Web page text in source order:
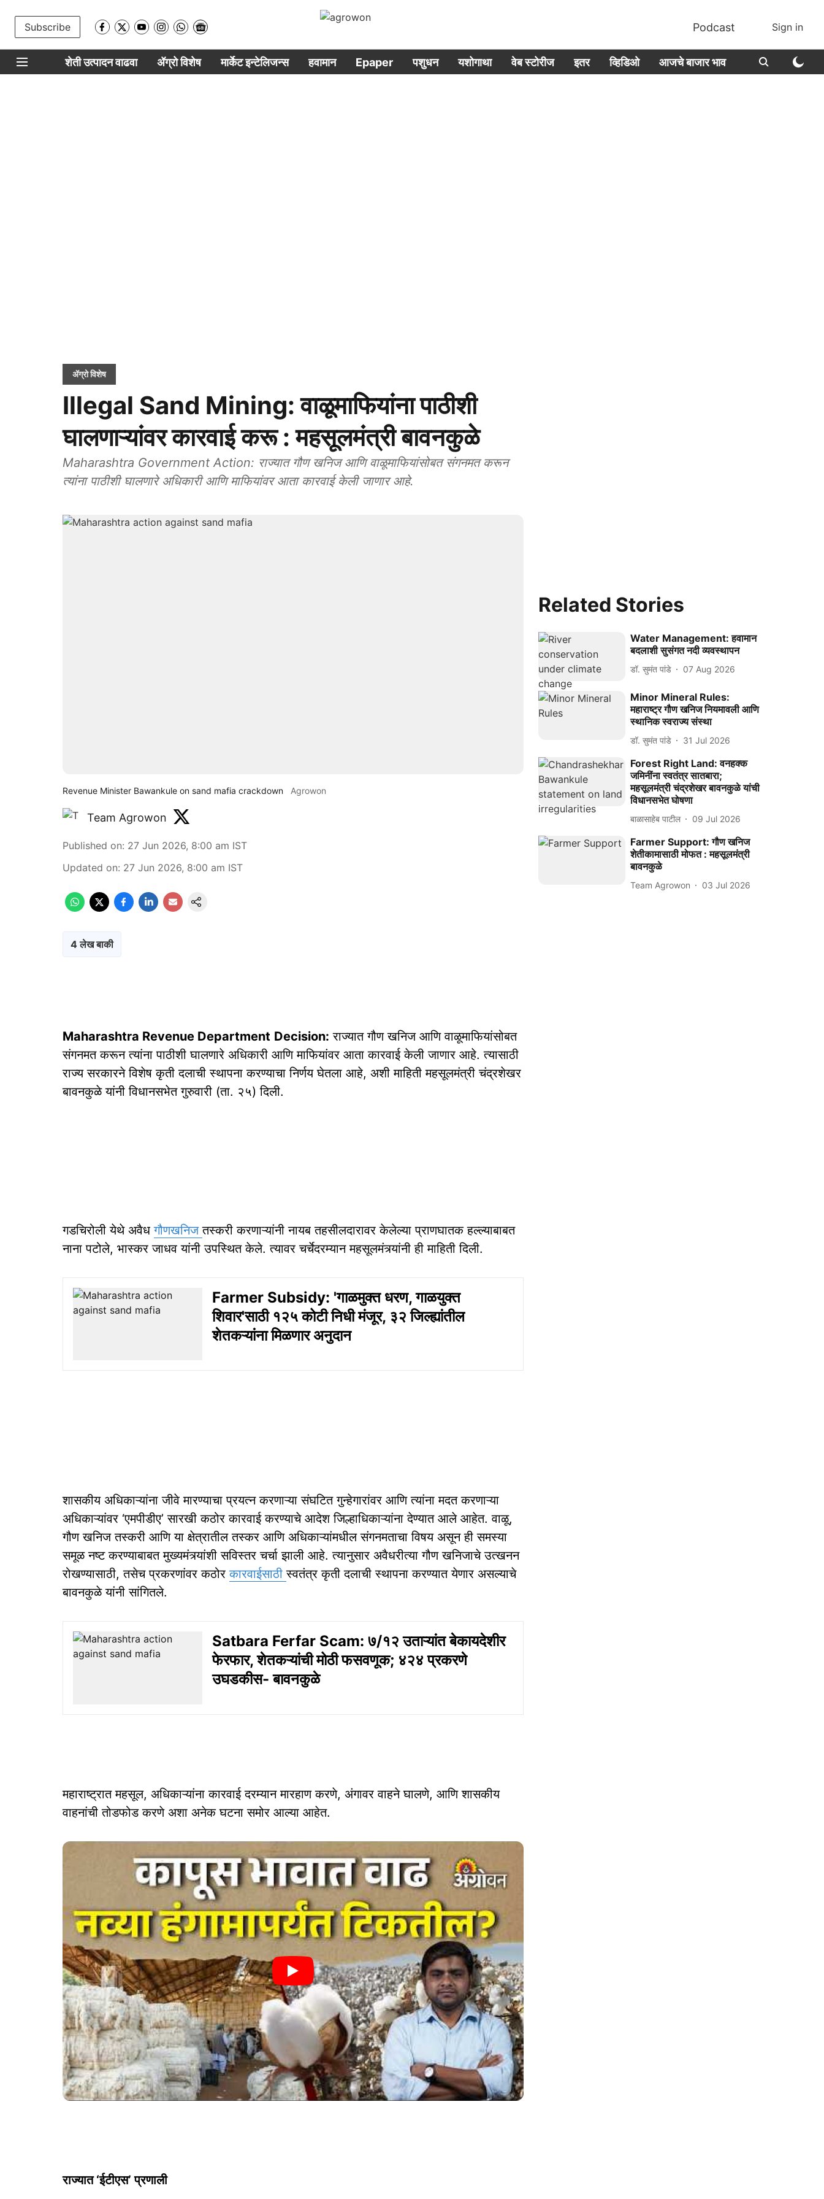
Subscribe Podcast Sign in
शेती उत्पादन वाढवा ॲग्रो विशेष मार्केट इन्टेलिजन्स हवामान Epaper पशुधन यशोगाथा वेब स्टोरीज इतर व्हिडिओ आजचे बाजार भाव
ॲग्रो विशेष
Illegal Sand Mining: वाळूमाफियांना पाठीशी
घालणाऱ्यांवर कारवाई करू : महसूलमंत्री बावनकुळे
Maharashtra Government Action: राज्यात गौण खनिज आणि वाळूमाफियांसोबत संगनमत करून
त्यांना पाठीशी घालणारे अधिकारी आणि माफियांवर आता कारवाई केली जाणार आहे.
Revenue Minister Bawankule on sand mafia crackdown Agrowon
Team Agrowon
Published on: 27 Jun 2026, 8:00 am IST
Updated on: 27 Jun 2026, 8:00 am IST
4 लेख बाकी
Maharashtra Revenue Department Decision: राज्यात गौण खनिज आणि वाळूमाफियांसोबत
संगनमत करून त्यांना पाठीशी घालणारे अधिकारी आणि माफियांवर आता कारवाई केली जाणार आहे. त्यासाठी
राज्य सरकारने विशेष कृती दलाची स्थापना करण्याचा निर्णय घेतला आहे, अशी माहिती महसूलमंत्री चंद्रशेखर
बावनकुळे यांनी विधानसभेत गुरुवारी (ता. २५) दिली.
गडचिरोली येथे अवैधगौणखनिजतस्करी करणाऱ्यांनी नायब तहसीलदारावर केलेल्या प्राणघातक हल्ल्याबाबत
नाना पटोले, भास्कर जाधव यांनी उपस्थित केले. त्यावर चर्चेदरम्यान महसूलमंत्र्यांनी ही माहिती दिली.
Farmer Subsidy: 'गाळमुक्त धरण, गाळयुक्त
शिवार'साठी १२५ कोटी निधी मंजूर, ३२ जिल्ह्यांतील
शेतकऱ्यांना मिळणार अनुदान
शासकीय अधिकाऱ्यांना जीवे मारण्याचा प्रयत्न करणाऱ्या संघटित गुन्हेगारांवर आणि त्यांना मदत करणाऱ्या
अधिकाऱ्यांवर ‘एमपीडीए’ सारखी कठोर कारवाई करण्याचे आदेश जिल्हाधिकाऱ्यांना देण्यात आले आहेत. वाळू,
गौण खनिज तस्करी आणि या क्षेत्रातील तस्कर आणि अधिकाऱ्यांमधील संगनमताचा विषय असून ही समस्या
समूळ नष्ट करण्याबाबत मुख्यमंत्र्यांशी सविस्तर चर्चा झाली आहे. त्यानुसार अवैधरीत्या गौण खनिजाचे उत्खनन
रोखण्यासाठी, तसेच प्रकरणांवर कठोरकारवाईसाठीस्वतंत्र कृती दलाची स्थापना करण्यात येणार असल्याचे
बावनकुळे यांनी सांगितले.
Satbara Ferfar Scam: ७/१२ उताऱ्यांत बेकायदेशीर
फेरफार, शेतकऱ्यांची मोठी फसवणूक; ४२४ प्रकरणे
उघडकीस- बावनकुळे
महाराष्ट्रात महसूल, अधिकाऱ्यांना कारवाई दरम्यान मारहाण करणे, अंगावर वाहने घालणे, आणि शासकीय
वाहनांची तोडफोड करणे अशा अनेक घटना समोर आल्या आहेत.
राज्यात ‘ईटीएस’ प्रणाली
Related Stories
Water Management: हवामान
बदलाशी सुसंगत नदी व्यवस्थापन
डॉ. सुमंत पांडे 07 Aug 2026
Minor Mineral Rules:
महाराष्ट्र गौण खनिज नियमावली आणि
स्थानिक स्वराज्य संस्था
डॉ. सुमंत पांडे 31 Jul 2026
Forest Right Land: वनहक्क
जमिनींना स्वतंत्र सातबारा;
महसूलमंत्री चंद्रशेखर बावनकुळे यांची
विधानसभेत घोषणा
बाळासाहेब पाटील 09 Jul 2026
Farmer Support: गौण खनिज
शेतीकामासाठी मोफत : महसूलमंत्री
बावनकुळे
Team Agrowon 03 Jul 2026